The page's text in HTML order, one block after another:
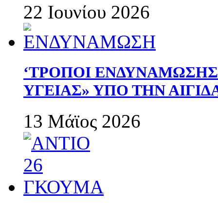
22 Ιουνίου 2026
‘ΤΡΟΠΟΙ
ΥΓΕΙΑΣ» ΥΠΟ ΤΗΝ
13 Μάϊος 2026